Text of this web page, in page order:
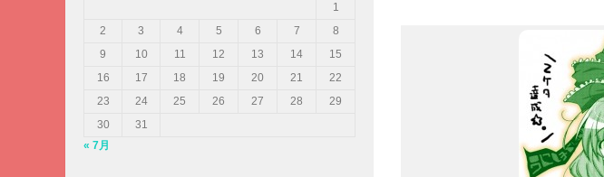
1
2
3 4 5 6 7
8
9
10 11 12 13 14
15
16
17 18 19 20 21
22
23
24 25 26 27 28
29
30
31
« 7月